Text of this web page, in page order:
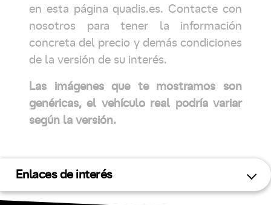
en esta página quadis.es. Contacte con
nosotros para tener la información
concreta del precio y demás condiciones
de la versión de su interés.
Las imágenes que te mostramos son
genéricas, el vehículo real podría variar
según la versión.
Enlaces de interés